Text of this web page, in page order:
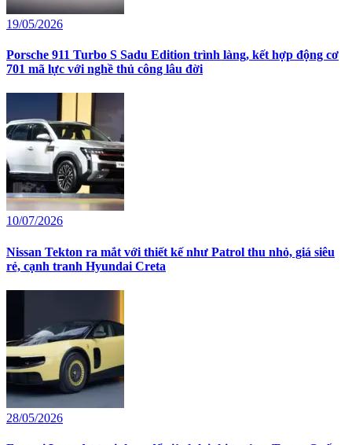
19/05/2026
Porsche 911 Turbo S Sadu Edition trình làng, kết hợp động cơ
701 mã lực với nghề thủ công lâu đời
10/07/2026
Nissan Tekton ra mắt với thiết kế như Patrol thu nhỏ, giá siêu
rẻ, cạnh tranh Hyundai Creta
28/05/2026